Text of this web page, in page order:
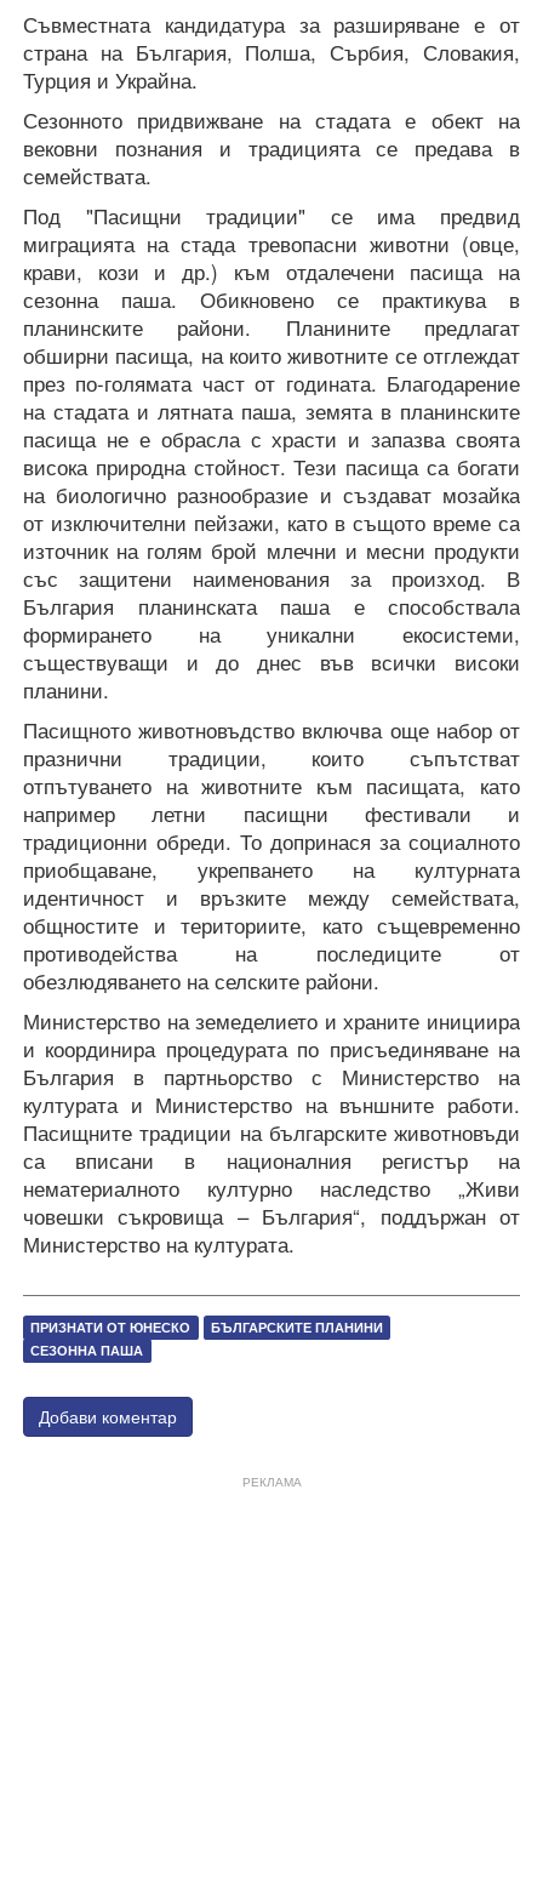
Съвместната кандидатура за разширяване е от
страна на България, Полша, Сърбия, Словакия,
Турция и Украйна.
Сезонното придвижване на стадата е обект на
вековни познания и традицията се предава в
семействата.
Под "Пасищни традиции" се има предвид
миграцията на стада тревопасни животни (овце,
крави, кози и др.) към отдалечени пасища на
сезонна паша. Обикновено се практикува в
планинските райони. Планините предлагат
обширни пасища, на които животните се отглеждат
през по-голямата част от годината. Благодарение
на стадата и лятната паша, земята в планинските
пасища не е обрасла с храсти и запазва своята
висока природна стойност. Тези пасища са богати
на биологично разнообразие и създават мозайка
от изключителни пейзажи, като в същото време са
източник на голям брой млечни и месни продукти
със защитени наименования за произход. В
България планинската паша е способствала
формирането на уникални екосистеми,
съществуващи и до днес във всички високи
планини.
Пасищното животновъдство включва още набор от
празнични традиции, които съпътстват
отпътуването на животните към пасищата, като
например летни пасищни фестивали и
традиционни обреди. То допринася за социалното
приобщаване, укрепването на културната
идентичност и връзките между семействата,
общностите и териториите, като същевременно
противодейства на последиците от
обезлюдяването на селските райони.
Министерство на земеделието и храните инициира
и координира процедурата по присъединяване на
България в партньорство с Министерство на
културата и Министерство на външните работи.
Пасищните традиции на българските животновъди
са вписани в националния регистър на
нематериалното културно наследство „Живи
човешки съкровища – България“, поддържан от
Министерство на културата.
ПРИЗНАТИ ОТ ЮНЕСКО
БЪЛГАРСКИТЕ ПЛАНИНИ
СЕЗОННА ПАША
Добави коментар
РЕКЛАМА